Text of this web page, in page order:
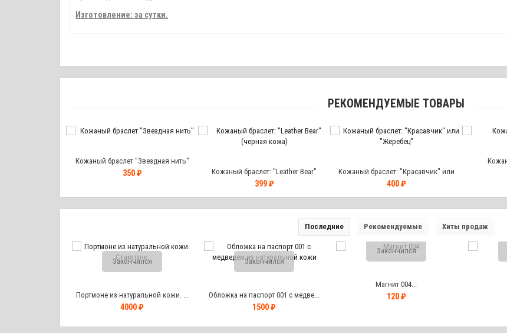
Изготовление: за сутки.
РЕКОМЕНДУЕМЫЕ ТОВАРЫ
Кожаный браслет "Звездная нить"
350 ₽
Кожаный браслет: "Leather Bear"
(черная кожа)
399 ₽
Кожаный браслет: "Красавчик" или
"Жеребец"
400 ₽
Последние Рекомендуемые Хиты продаж
Закончился
Портмоне из натуральной кожи. ...
4000 ₽
Закончился
Обложка на паспорт 001 с медве...
1500 ₽
Закончился
Магнит 004...
120 ₽